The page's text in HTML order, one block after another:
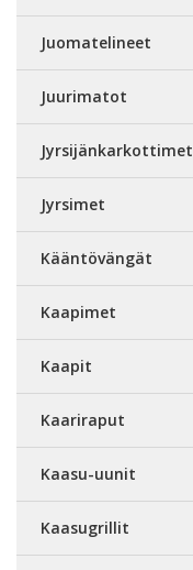
Juomatelineet
Juurimatot
Jyrsijänkarkottimet
Jyrsimet
Kääntövängät
Kaapimet
Kaapit
Kaariraput
Kaasu-uunit
Kaasugrillit